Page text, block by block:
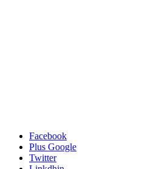
Facebook
Plus Google
Twitter